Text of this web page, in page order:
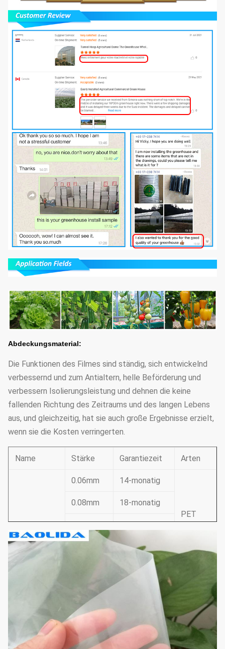
Abdeckungsmaterial:
Die Funktionen des Filmes sind ständig, sich entwickelnd
verbessernd und zum Antialtern, helle Beförderung und
verbessern Isolierungsleistung und dehnen die keine
fallenden Richtung des Zeitraums und des langen Lebens
aus, und gleichzeitig, hat sie auch große Ergebnisse erzielt,
wenn sie die Kosten verringerten.
Name Stärke Garantiezeit Arten
Plastikfilm
0.06mm 14-monatig
PET
0.08mm 18-monatig
0.10mm 2 Jahre
3 Jahre
4 Jahre
0.20mm